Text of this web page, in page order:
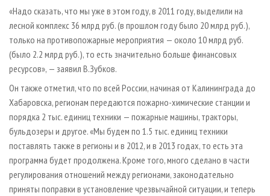
БИОЭНЕРГЕТИКА
ЦБП
ИНСТРУМЕНТ И МАТЕРИАЛЫ
RUSSIAN FORESTRY REVIEW
ГАЗЕТА ЛЕСПРОМФОРУМ
БИБЛИОТЕКА СПЕЦИАЛИСТА
«Надо сказать, что мы уже в этом году, в 2011 году, выделили на
лесной комплекс 36 млрд руб. (в прошлом году было 20 млрд руб.),
только на противопожарные мероприятия — около 10 млрд руб.
(было 2.2 млрд руб.), то есть значительно больше финансовых
ресурсов», — заявил В.Зубков.
Он также отметил, что по всей России, начиная от Калининграда до
Хабаровска, регионам передаются пожарно-химические станции и
порядка 2 тыс. единиц техники — пожарные машины, тракторы,
бульдозеры и другое. «Мы будем по 1.5 тыс. единиц техники
поставлять также в регионы и в 2012, и в 2013 годах, то есть эта
программа будет продолжена. Кроме того, много сделано в части
регулирования отношений между регионами, законодательно
приняты поправки в установление чрезвычайной ситуации, и теперь